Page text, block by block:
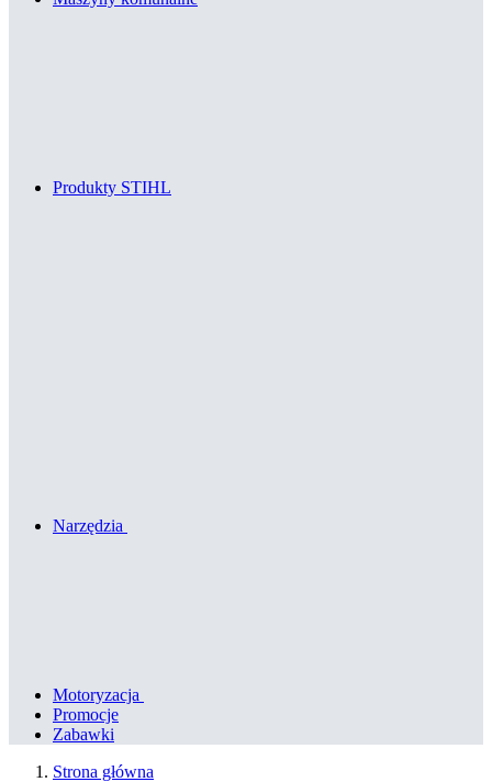
Produkty STIHL
Narzędzia
Motoryzacja
Promocje
Zabawki
Strona główna